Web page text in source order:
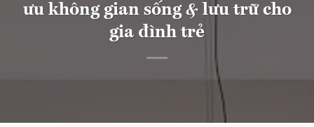
ưu không gian sống & lưu trữ cho
gia đình trẻ